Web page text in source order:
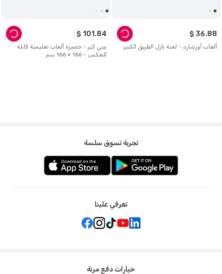
ألعاب أورشارد - لعبة بازل الطريق الكبير
$ 36.88
بيبي كير - حصيرة ألعاب تعليمية قابلة
للعكس - 166 × 166 سم
$ 101 .84
تجربة تسوق سلسة
تعرفي علينا
خيارات دفع مرنة